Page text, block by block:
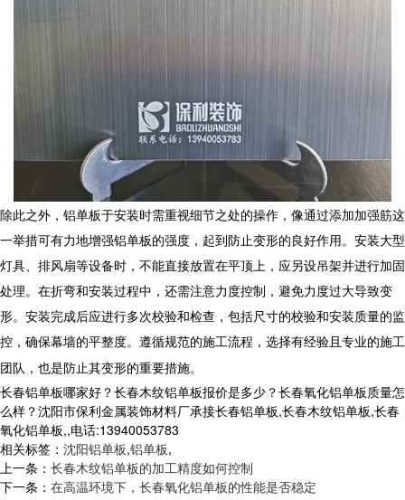
除此之外， 铝单板于安装时需重视细节之处的操作，像通过添加加强筋这
一举措可有力地增强铝单板的强度，起到防止变形的良好作用。安装大型
灯具、排风扇等设备时，不能直接放置在平顶上，应另设吊架并进行加固
处理。在折弯和安装过程中，还需注意力度控制，避免力度过大导致变
形。安装完成后应进行多次校验和检查，包括尺寸的校验和安装质量的监
控，确保幕墙的平整度。遵循规范的施工流程，选择有经验且专业的施工
团队，也是防止其变形的重要措施。
长春铝单板哪家好？长春木纹铝单板报价是多少？长春氧化铝单板质量怎
么样？沈阳市保利金属装饰材料厂承接长春铝单板,长春木纹铝单板,长春
氧化铝单板,,电话:13940053783
相关标签： 沈阳铝单板,铝单板,
上一条： 长春木纹铝单板的加工精度如何控制
下一条： 在高温环境下，长春氧化铝单板的性能是否稳定